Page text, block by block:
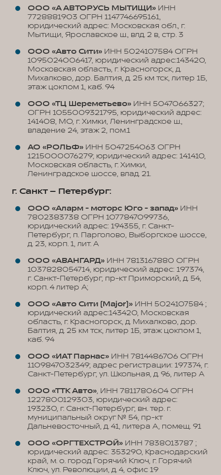
ООО «А АВТОРУСЬ МЫТИЩИ» ИНН
7728881903 ОГРН 1147746695161,
юридический адрес: Московская обл., г.
Мытищи, Ярославское ш., влд. 2 в, стр. 3
ООО «Авто Сити» ИНН 5024107584 ОГРН
1095024006417, юридический адрес:143420,
Московская область, г. Красногорск, д.
Михалково, дор. Балтия, д. 25 км тск, литер 1Б,
этаж цокпом 1, каб. 94
ООО «ТЦ Шереметьево» ИНН 5047066327;
ОГРН 1055009321795, юридический адрес:
141408, МО, г. Химки, Ленинградское ш.,
владение 24, этаж 2, пом.1
АО «РОЛЬФ» ИНН 5047254063 ОГРН
1215000076279; юридический адрес: 141410,
Московская область, г. Химки,
Ленинградское шоссе, влад. 21.
г. Санкт – Петербург:
ООО «Аларм - моторс Юго - запад» ИНН
7802383738 ОГРН 1077847099736,
юридический адрес: 194355, г. Санкт-
Петербург, п. Парголово, Выборгское шоссе,
д. 23, корп. 1, лит. А
ООО «АВАНГАРД» ИНН 7813167880 ОГРН
1037828054714, юридический адрес: 197374,
г. Санкт-Петербург, пр-кт Приморский, д. 54,
корп. 4 литер А;
ООО «Авто Сити (Major)» ИНН 5024107584 ;
юридический адрес:143420, Московская
область, г. Красногорск, д. Михалково, дор.
Балтия, д. 25 км тск, литер 1Б, этаж цокпом 1,
каб. 94
ООО «ИАТ Парнас» ИНН 7814486706 ОГРН
1109847032349; адрес регистрации: 197374, г.
Санкт-Петербург, ул. Школьная, д. 96, литер А
ООО «ТТК Авто», ИНН 7811780604 ОГРН
1227800129303, юридический адрес:
193230, г. Санкт-Петербург, вн. тер. г.
муниципальный округ № 54, пр-кт
Дальневосточный, д. 41, литера А, помещ. 91
ООО «ОРГТЕХСТРОЙ» ИНН 7838013787 ;
юридический адрес: 353290, Краснодарский
край, м. о. город Горячий Ключ, г. Горячий
Ключ, ул. Революции, д. 4, офис 19